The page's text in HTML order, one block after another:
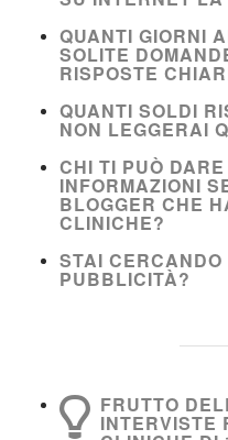
QUANTI GIORNI
SOLITE
RISPOSTE
QUANTI SOLDI
NON LEGGERAI
CHI TI PUÒ
INFORMAZIONI
BLOGGER CHE
CLINICHE?
STAI
PUBBLICITÀ?
FRUTTO
INTERVISTE